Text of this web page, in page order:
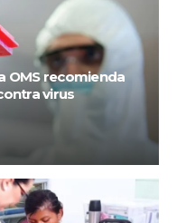
OMS recomienda
virus